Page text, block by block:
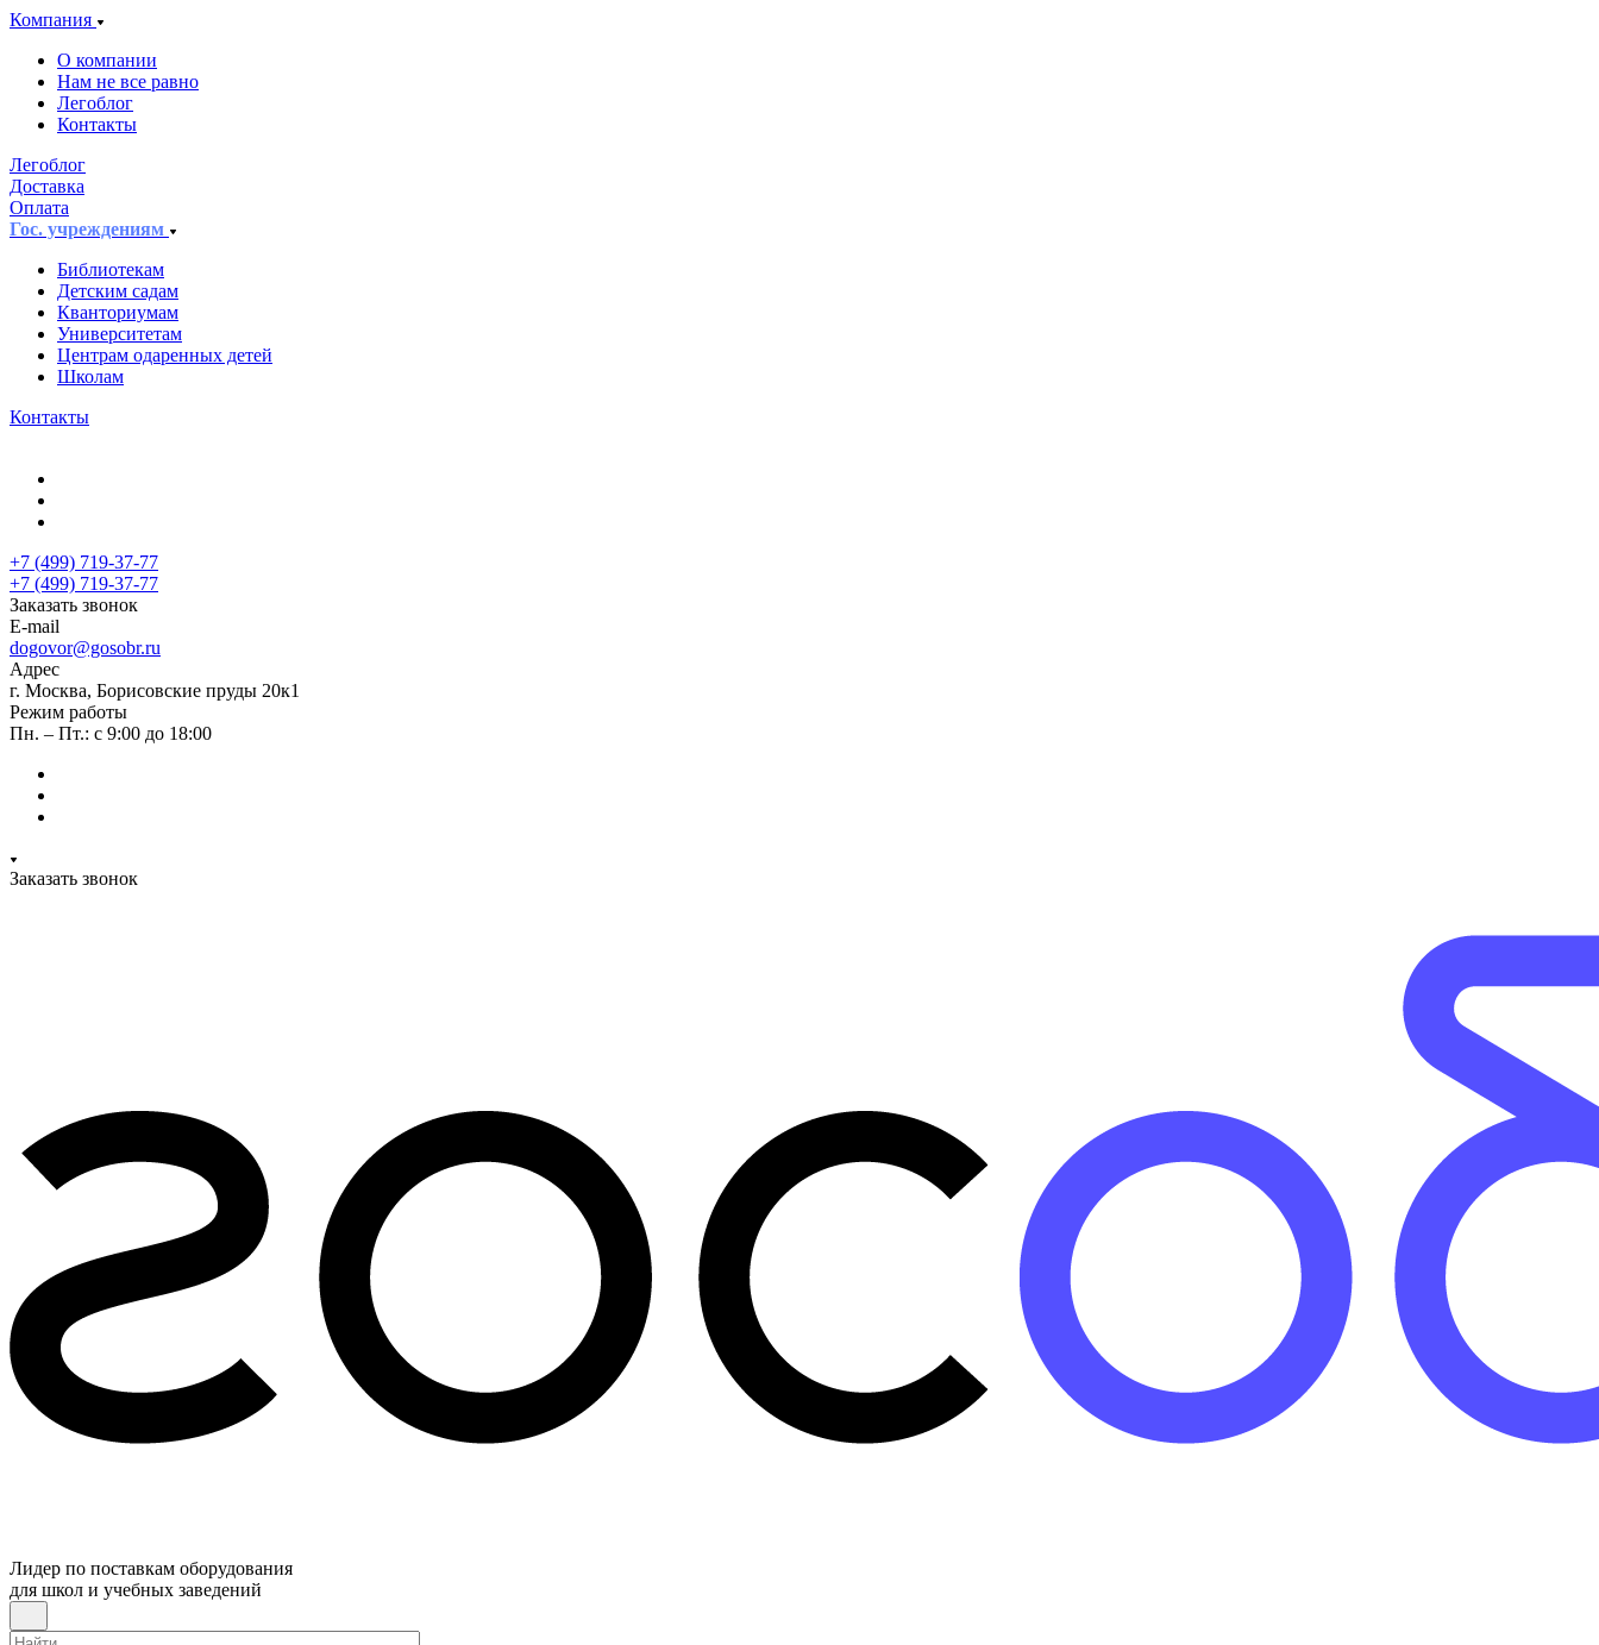
Компания
О компании
Нам не все равно
Легоблог
Контакты
Легоблог
Доставка
Оплата
Гос. учреждениям
Библиотекам
Детским садам
Кванториумам
Университетам
Центрам одаренных детей
Школам
Контакты
+7 (499) 719-37-77
+7 (499) 719-37-77
Заказать звонок
E-mail
dogovor@gosobr.ru
Адрес
г. Москва, Борисовские пруды 20к1
Режим работы
Пн. – Пт.: с 9:00 до 18:00
Заказать звонок
Лидер по поставкам оборудования
для школ и учебных заведений